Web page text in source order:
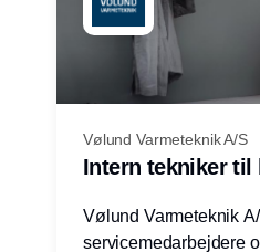
Vølund Varmeteknik A/S
Intern tekniker til
Vølund Varmeteknik
servicemedarbejdere